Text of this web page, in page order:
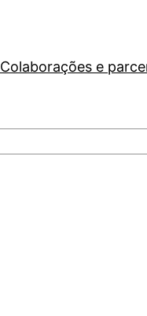
Colaborações e